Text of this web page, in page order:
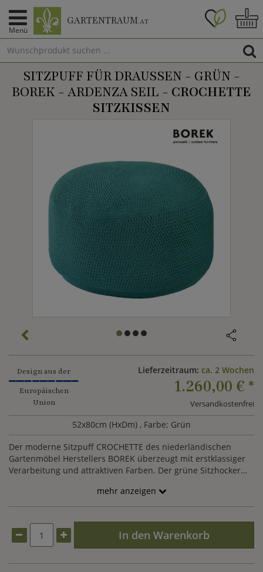
Menü
GARTENTRAUM.AT
SITZPUFF FÜR DRAUSSEN - GRÜN - B
OREK - ARDENZA SEIL - CROCHETTE
SITZKISSEN
Design aus der
Europäischen
Union
Lieferzeitraum: ca. 2 Wochen
1.260,00 € *
Versandkostenfrei
52x80cm (HxDm) , Farbe: Grün
Der moderne Sitzpuff CROCHETTE des niederländischen
Gartenmöbel Herstellers BOREK überzeugt mit erstklassiger
Verarbeitung und attraktiven Farben. Der grüne Sitzhocker
der sehr natürlich wirkt, hergestellt. Das verwendete Material
ist wasser- sowie schmutzabweisend, UV-beständig und
bequeme Loungeecke mit
Gartensofa und Kaffeetisch und
macht auch als Sitzgelegenheit auf der Wiese eine gute Figur.
mehr anzeigen
In den Warenkorb